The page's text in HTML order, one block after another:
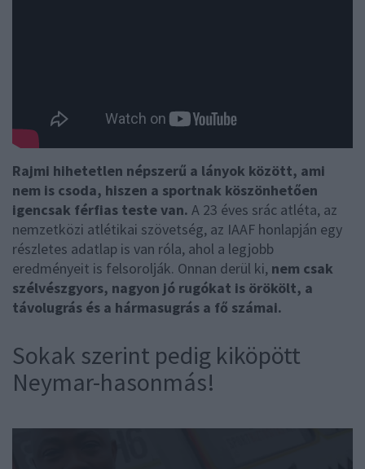
Rajmi hihetetlen népszerű a lányok között, ami
nem is csoda, hiszen a sportnak köszönhetően
igencsak férfias teste van. A 23 éves srác atléta, az
nemzetközi atlétikai szövetség, az IAAF honlapján egy
részletes adatlap is van róla, ahol a legjobb
eredményeit is felsorolják. Onnan derül ki, nem csak
szélvészgyors, nagyon jó rugókat is örökölt, a
távolugrás és a hármasugrás a fő számai.
Sokak szerint pedig kiköpött
Neymar-hasonmás!